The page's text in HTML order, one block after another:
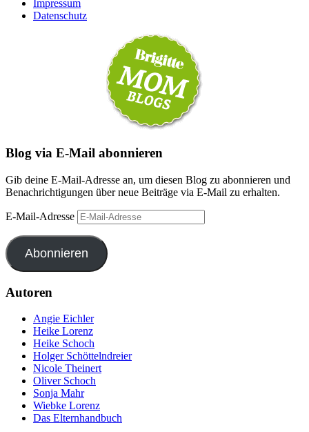
Impressum
Datenschutz
Blog via E-Mail abonnieren
Gib deine E-Mail-Adresse an, um diesen Blog zu abonnieren und
Benachrichtigungen über neue Beiträge via E-Mail zu erhalten.
E-Mail-Adresse
Abonnieren
Autoren
Angie Eichler
Heike Lorenz
Heike Schoch
Holger Schöttelndreier
Nicole Theinert
Oliver Schoch
Sonja Mahr
Wiebke Lorenz
Das Elternhandbuch